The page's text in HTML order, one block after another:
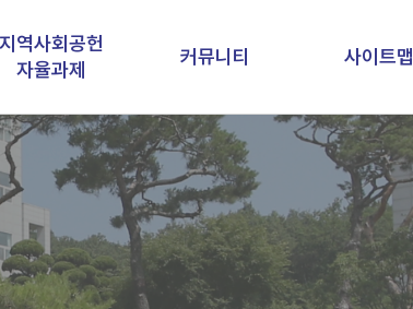
지역사회공헌
자율과제
커뮤니티 사이트맵